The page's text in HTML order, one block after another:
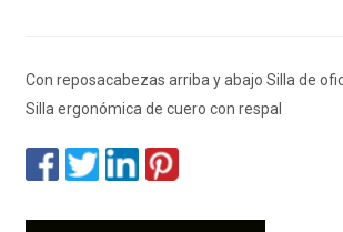
Con reposacabezas arriba y abajo Silla de
Silla ergonómica de cuero con respal